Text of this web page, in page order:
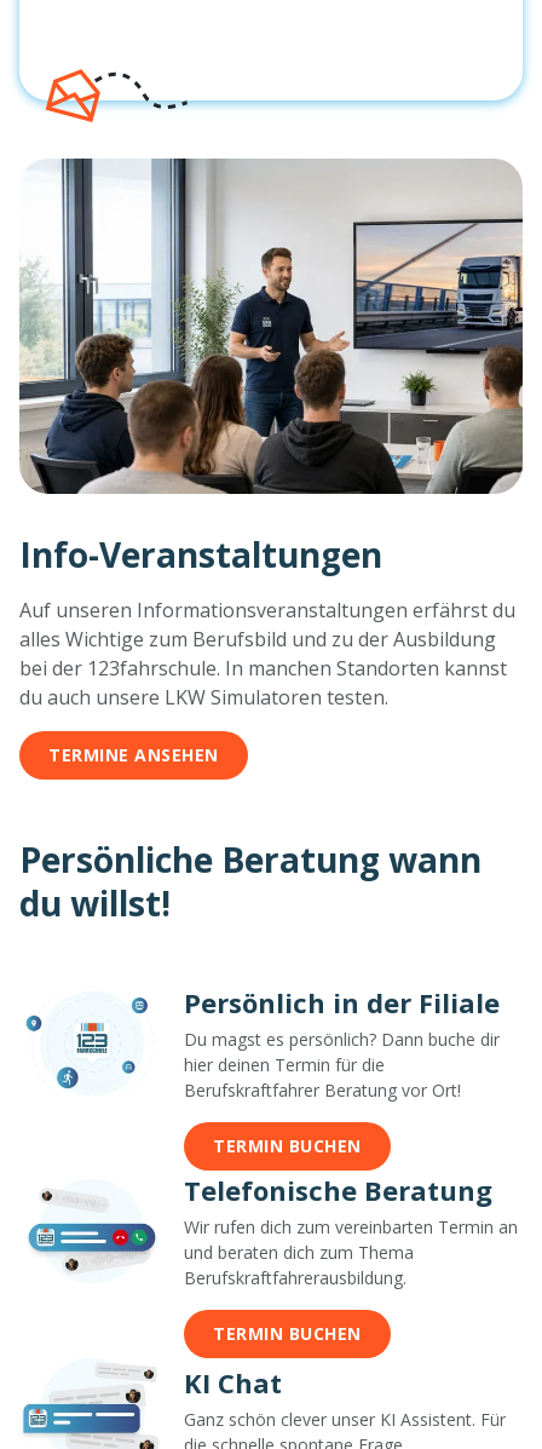
Info-Veranstaltungen
Auf unseren Informationsveranstaltungen erfährst du
alles Wichtige zum Berufsbild und zu der Ausbildung
bei der 123fahrschule. In manchen Standorten kannst
du auch unsere LKW Simulatoren testen.
TERMINE ANSEHEN
Persönliche Beratung wann
du willst!
Persönlich in der Filiale
Du magst es persönlich? Dann buche dir
hier deinen Termin für die
Berufskraftfahrer Beratung vor Ort!
TERMIN BUCHEN
Telefonische Beratung
Wir rufen dich zum vereinbarten Termin an
und beraten dich zum Thema
Berufskraftfahrerausbildung.
TERMIN BUCHEN
KI Chat
Ganz schön clever unser KI Assistent. Für